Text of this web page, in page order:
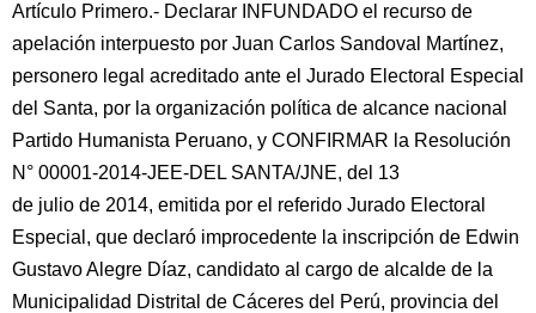
Artículo Primero.- Declarar INFUNDADO el recurso de
apelación interpuesto por Juan Carlos Sandoval Martínez,
personero legal acreditado ante el Jurado Electoral Especial
del Santa, por la organización política de alcance nacional
Partido Humanista Peruano, y CONFIRMAR la Resolución
N° 00001-2014-JEE-DEL SANTA/JNE, del 13
de julio de 2014, emitida por el referido Jurado Electoral
Especial, que declaró improcedente la inscripción de Edwin
Gustavo Alegre Díaz, candidato al cargo de alcalde de la
Municipalidad Distrital de Cáceres del Perú, provincia del